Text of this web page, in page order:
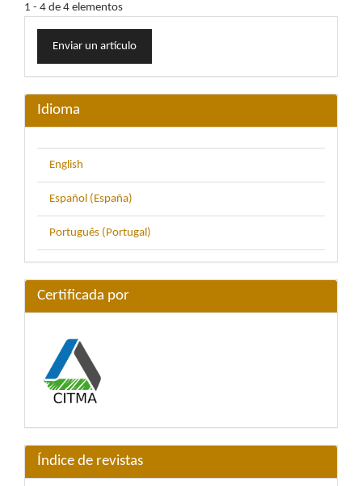
1 - 4 de 4 elementos
Enviar
unEnviar un artículo
Idioma
English
Español (España)
Português (Portugal)
Certificada por
Índice de revistas